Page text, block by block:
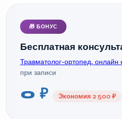
🎁 БОНУС
Бесплатная
Травматолог-ортопед, онлайн
при записи
0 ₽ Экономия 2 500 ₽